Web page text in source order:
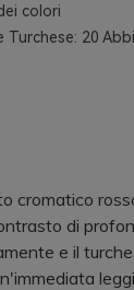
colori
Turchese: 20
cromatico
di
e il